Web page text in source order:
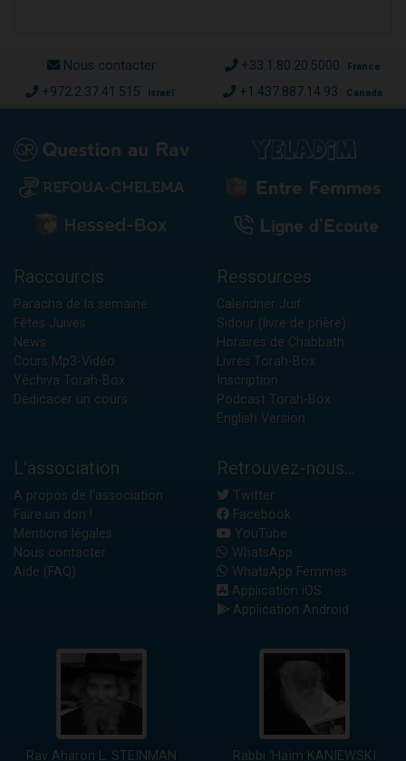
Nous contacter +33.1.80.20.5000 France
+972.2.37.41.515 Israël +1.437.887.14.93 Canada
Raccourcis
Paracha de la semaine
Fêtes Juives
News
Cours Mp3-Vidéo
Yéchiva Torah-Box
Dédicacer un cours
Ressources
Calendrier Juif
Sidour (livre de prière)
Horaires de Chabbath
Livres Torah-Box
Inscription
Podcast Torah-Box
English Version
L'association
A propos de l'association
Faire un don !
Mentions légales
Nous contacter
Aide (FAQ)
Retrouvez-nous...
Twitter
Facebook
YouTube
WhatsApp
WhatsApp Femmes
Application iOS
Application Android
Rav Aharon L. STEINMAN Rabbi 'Haïm KANIEWSKI